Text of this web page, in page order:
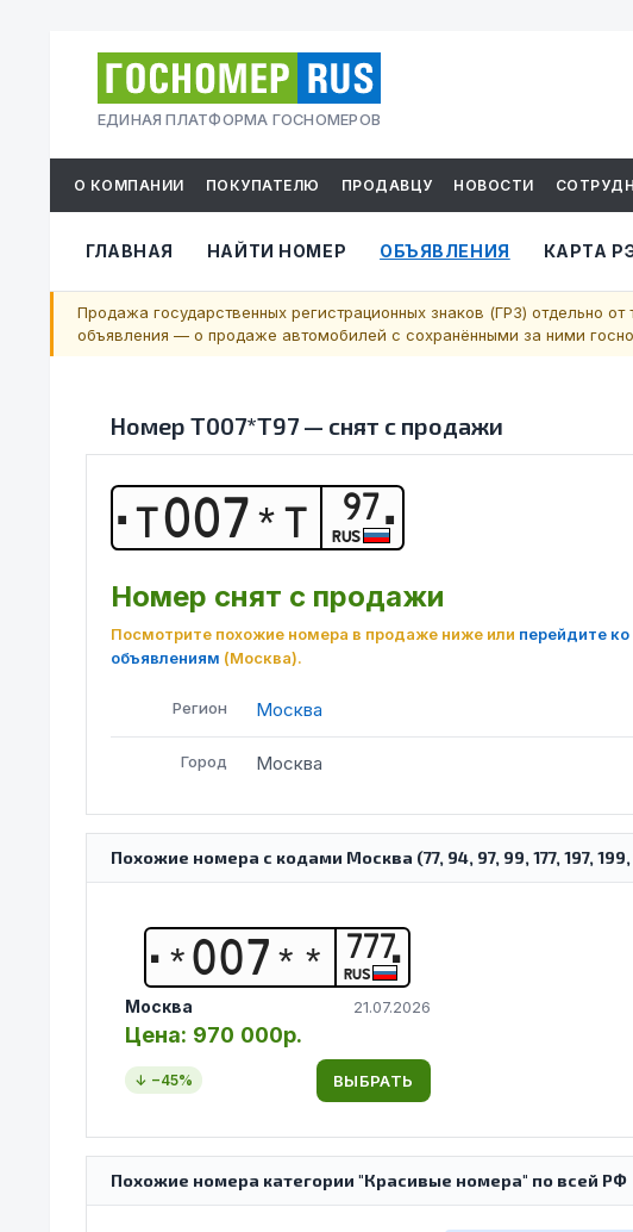
ЕДИНАЯ ПЛАТФОРМА ГОСНОМЕРОВ
О КОМПАНИИ ПОКУПАТЕЛЮ ПРОДАВЦУ НОВОСТИ
ГЛАВНАЯ НАЙТИ НОМЕР ОБЪЯВЛЕНИЯ КАРТА
Продажа государственных регистрационных знаков (ГРЗ) отдельно
объявления — о продаже автомобилей с сохранёнными за ними
Номер Т007*Т97— снят с продажи
Т007 * Т 97
RUS
Номер снят с продажи
Посмотрите похожие номера в продаже ниже или перейдите
объявлениям (Москва).
Регион Москва
Город Москва
Похожие номера с кодами Москва (77, 94, 97, 99, 177, 197, 199,
* 007 * * 777
RUS
Москва 21.07.2026
Цена: 970 000р.
↓ −45% ВЫБРАТЬ
Похожие номера категории "Красивые номера" по всей РФ